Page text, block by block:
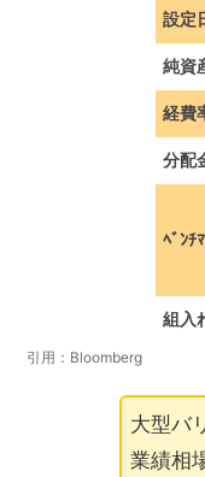
設定
純資
経費
分配
ﾍﾞﾝﾁ
組入
引用：Bloomberg
大型バ
業績相